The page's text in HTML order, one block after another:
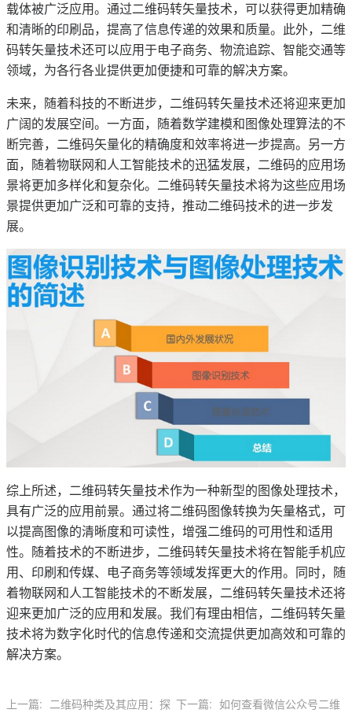
载体被广泛应用。通过二维码转矢量技术，可以获得更加精确
和清晰的印刷品，提高了信息传递的效果和质量。此外，二维
码转矢量技术还可以应用于电子商务、物流追踪、智能交通等
领域，为各行各业提供更加便捷和可靠的解决方案。
未来，随着科技的不断进步，二维码转矢量技术还将迎来更加
广阔的发展空间。一方面，随着数学建模和图像处理算法的不
断完善，二维码矢量化的精确度和效率将进一步提高。另一方
面，随着物联网和人工智能技术的迅猛发展，二维码的应用场
景将更加多样化和复杂化。二维码转矢量技术将为这些应用场
景提供更加广泛和可靠的支持，推动二维码技术的进一步发
展。
综上所述，二维码转矢量技术作为一种新型的图像处理技术，
具有广泛的应用前景。通过将二维码图像转换为矢量格式，可
以提高图像的清晰度和可读性，增强二维码的可用性和适用
性。随着技术的不断进步，二维码转矢量技术将在智能手机应
用、印刷和传媒、电子商务等领域发挥更大的作用。同时，随
着物联网和人工智能技术的不断发展，二维码转矢量技术还将
迎来更加广泛的应用和发展。我们有理由相信，二维码转矢量
技术将为数字化时代的信息传递和交流提供更加高效和可靠的
解决方案。
上一篇: 二维码种类及其应用：探 下一篇: 如何查看微信公众号二维